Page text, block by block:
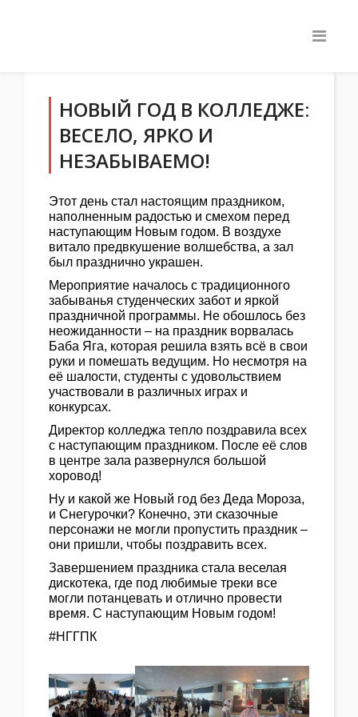
НОВЫЙ ГОД В КОЛЛЕДЖЕ:
ВЕСЕЛО, ЯРКО И
НЕЗАБЫВАЕМО!
Этот день стал настоящим праздником,
наполненным радостью и смехом перед
наступающим Новым годом. В воздухе
витало предвкушение волшебства, а зал
был празднично украшен.
Мероприятие началось с традиционного
забыванья студенческих забот и яркой
праздничной программы. Не обошлось без
неожиданности – на праздник ворвалась
Баба Яга, которая решила взять всё в свои
руки и помешать ведущим. Но несмотря на
её шалости, студенты с удовольствием
участвовали в различных играх и
конкурсах.
Директор колледжа тепло поздравила всех
с наступающим праздником. После её слов
в центре зала развернулся большой
хоровод!
Ну и какой же Новый год без Деда Мороза,
и Снегурочки? Конечно, эти сказочные
персонажи не могли пропустить праздник –
они пришли, чтобы поздравить всех.
Завершением праздника стала веселая
дискотека, где под любимые треки все
могли потанцевать и отлично провести
время. С наступающим Новым годом!
#НГГПК